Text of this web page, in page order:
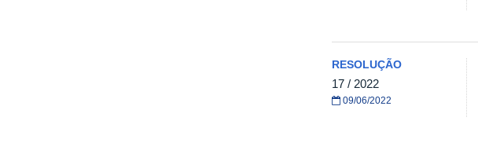
RESOLUÇÃO
17 / 2022
09/06/2022